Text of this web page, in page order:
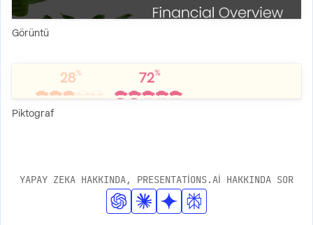
Görüntü
Piktograf
YAPAY ZEKA HAKKINDA, PRESENTATIONS.AI HAKKINDA SOR